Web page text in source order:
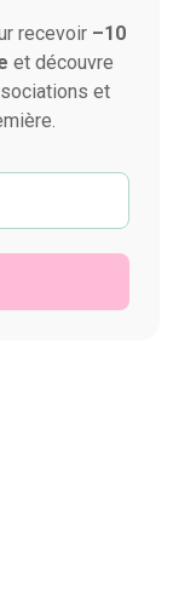
recevoir –10
et découvre
et